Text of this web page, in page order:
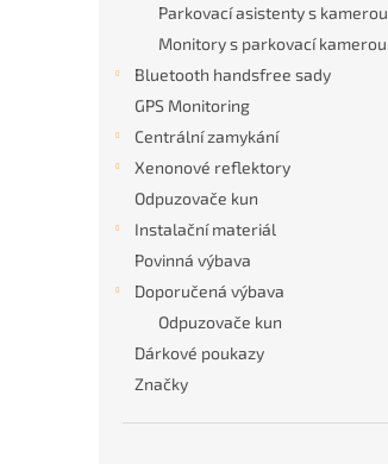
Parkovací asistenty s kamerou
Monitory s parkovací kamerou
Bluetooth handsfree sady
GPS Monitoring
Centrální zamykání
Xenonové reflektory
Odpuzovače kun
Instalační materiál
Povinná výbava
Doporučená výbava
Odpuzovače kun
Dárkové poukazy
Značky